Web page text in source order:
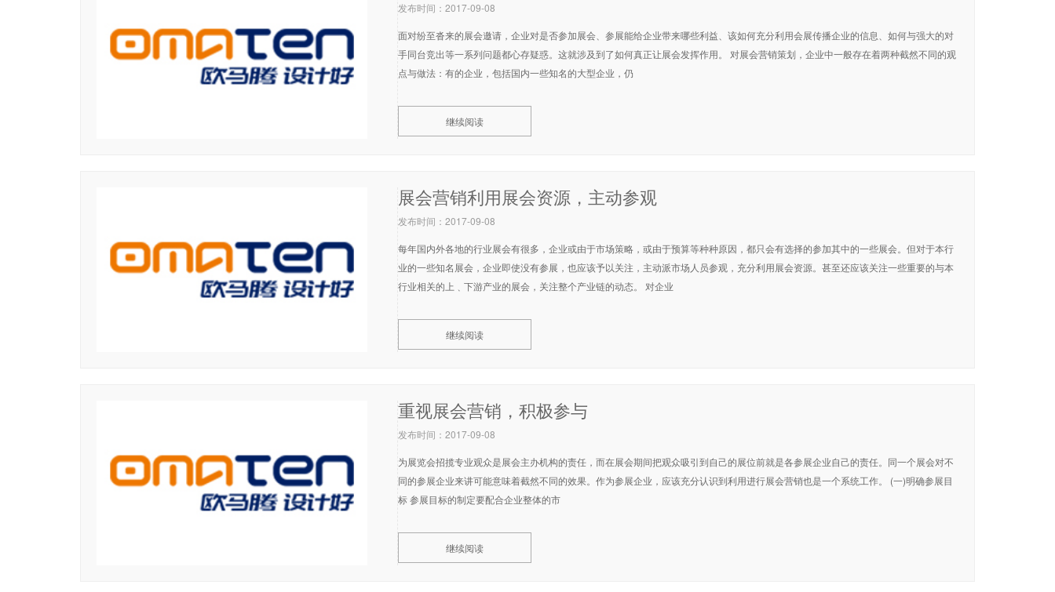
发布时间：2017-09-08
面对纷至沓来的展会邀请，企业对是否参加展会、参展能给企业带来哪些利益、该如何充分利用会展传播企业的信息、如何与强大的对
手同台竞出等一系列问题都心存疑惑。这就涉及到了如何真正让展会发挥作用。 对展会营销策划，企业中一般存在着两种截然不同的观
点与做法：有的企业，包括国内一些知名的大型企业，仍
继续阅读
展会营销利用展会资源，主动参观
发布时间：2017-09-08
每年国内外各地的行业展会有很多，企业或由于市场策略，或由于预算等种种原因，都只会有选择的参加其中的一些展会。但对于本行
业的一些知名展会，企业即使没有参展，也应该予以关注，主动派市场人员参观，充分利用展会资源。甚至还应该关注一些重要的与本
行业相关的上﹑下游产业的展会，关注整个产业链的动态。 对企业
继续阅读
重视展会营销，积极参与
发布时间：2017-09-08
为展览会招揽专业观众是展会主办机构的责任，而在展会期间把观众吸引到自己的展位前就是各参展企业自己的责任。同一个展会对不
同的参展企业来讲可能意味着截然不同的效果。作为参展企业，应该充分认识到利用进行展会营销也是一个系统工作。 (一)明确参展目
标 参展目标的制定要配合企业整体的市
继续阅读